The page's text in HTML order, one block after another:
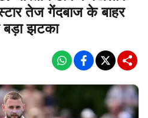
तेज गेंदबाज के बाहर
बड़ा झटका